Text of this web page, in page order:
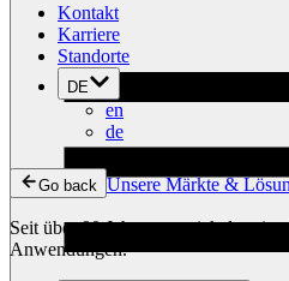
Bodenbeläge
Akustik
Verstärkung
Energie
Elektrische
Kabel
Kontakt
Karriere
Standorte
DE
en
de
Go back Unsere Märkte &
Seit über 90 Jahren entwickeln wir
Anwendungen.